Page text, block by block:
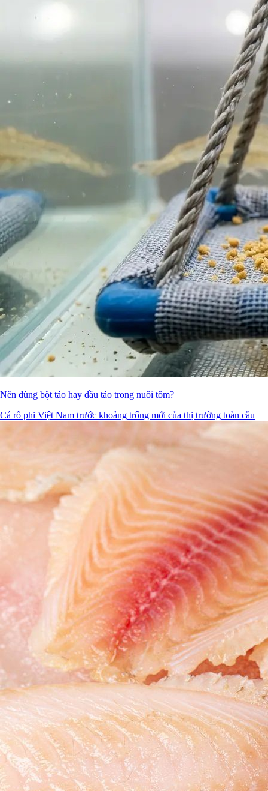
Nên dùng bột tảo hay dầu tảo trong nuôi tôm?
Cá rô phi Việt Nam trước khoảng trống mới của thị trường toàn cầu